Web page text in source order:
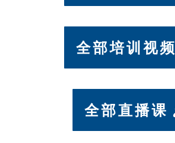
全部培训视频
全部直播课